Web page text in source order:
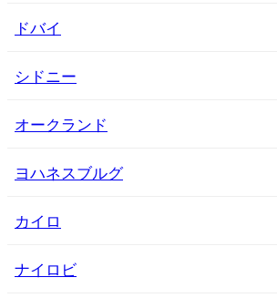
ドバイ
シドニー
オークランド
ヨハネスブルグ
カイロ
ナイロビ